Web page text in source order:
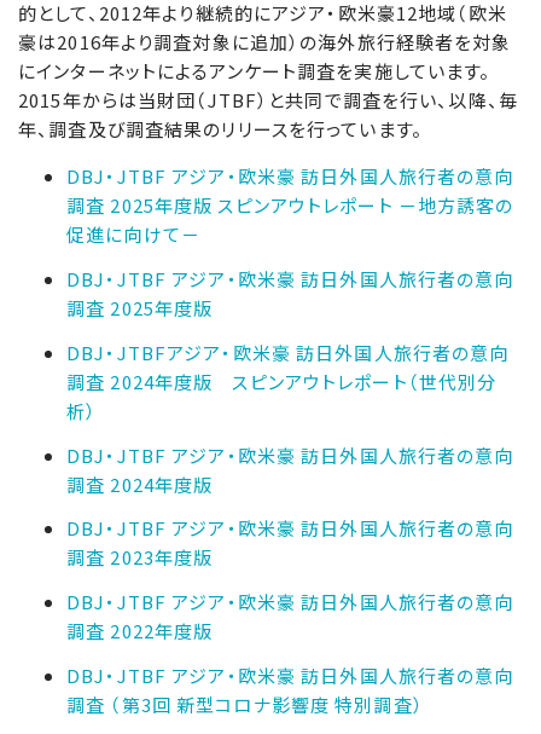
的として、2012年より継続的にアジア・欧米豪12地域（欧米
豪は2016年より調査対象に追加）の海外旅行経験者を対象
にインターネットによるアンケート調査を実施しています。
2015年からは当財団（JTBF）と共同で調査を行い、以降、毎
年、調査及び調査結果のリリースを行っています。
DBJ・JTBF アジア・欧米豪 訪日外国人旅行者の意向
調査 2025年度版 スピンアウトレポート －地方誘客の
促進に向けて－
DBJ・JTBF アジア・欧米豪 訪日外国人旅行者の意向
調査 2025年度版
DBJ・JTBFアジア・欧米豪 訪日外国人旅行者の意向
調査 2024年度版 スピンアウトレポート（世代別分
析）
DBJ・JTBF アジア・欧米豪 訪日外国人旅行者の意向
調査 2024年度版
DBJ・JTBF アジア・欧米豪 訪日外国人旅行者の意向
調査 2023年度版
DBJ・JTBF アジア・欧米豪 訪日外国人旅行者の意向
調査 2022年度版
DBJ・JTBF アジア・欧米豪 訪日外国人旅行者の意向
調査 （第3回 新型コロナ影響度 特別調査）